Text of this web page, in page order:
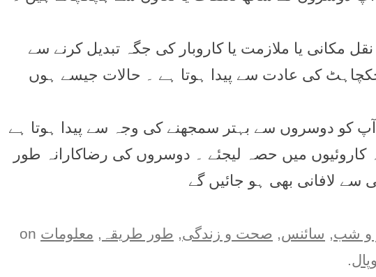
نقل مکانی یا ملازمت یا کاروبار کی جگہ تبدیل کرنے سے
کی عادت سے پیدا ہوتا ہے ۔ حالات جیسے ہوں
آپ کو دوسروں سے بہتر سمجھنے کی وجہ سے پیدا ہوتا ہے
کاروئیوں میں حصہ لیجئے ۔ دوسروں کی رضاکارانہ طور
لافانی بھی ہو جائیں گے
و شب, سائنس, صحت و زندگی, طور طريقہ , معلومات
.